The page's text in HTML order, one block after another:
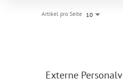
Artikel pro Seite 10
Externe